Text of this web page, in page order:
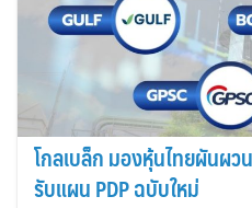
โกลเบล็ก มองหุ้นไทยผันผว
รับแผน PDP ฉบับใหม่